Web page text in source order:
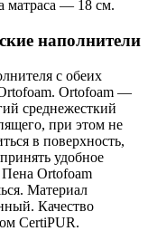
матраса — 18 см.
наполнители
с обеих
Ortofoam —
среднежесткий
при этом не
в поверхность,
удобное
Ortofoam
Материал
Качество
CertiPUR.